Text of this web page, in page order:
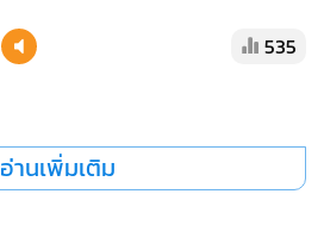
535
อ่านเพิ่มเติม